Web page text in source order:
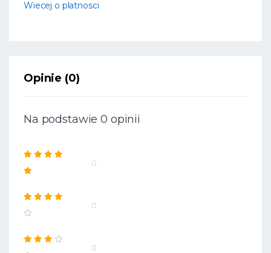
Wiecej o platnosci
Opinie (0)
Na podstawie 0 opinii
0
0
0